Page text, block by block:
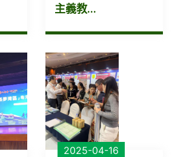
主義教...
2025-04-16